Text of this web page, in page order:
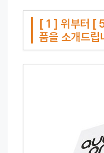
[ 1 ] 위부터 [
품을 소개드립